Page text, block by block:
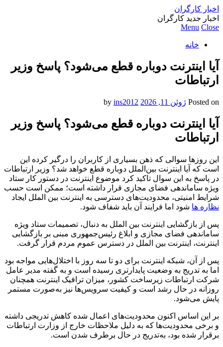
اخبار کارگران
اخبار جدید کارگران
Menu Close
خانه
آیا اینترنت دوباره قطع می‌شود؟ پاسخ وزیر
ارتباطات
Posted on ژوئن 11, 2026 ins2012
آیا اینترنت دوباره قطع می‌شود؟ پاسخ وزیر
ارتباطات
این روزها سوالی که ذهن بسیاری از کاربران را درگیر کرده این
است که آیا اینترنت بین‌الملل دوباره قطع خواهد شد؟ وزیر ارتباطات
در پاسخ به این سوال تاکید کرد موضوع اینترنت در دستور کار ستاد
ویژه ساماندهی فضای مجازی قرار داشته است؛ ممکن است حسب
شرایط امنیتی، محدودیت‌های دسترسی به اینترنت بین الملل ایجاد
نظاره ها شود اما فرایند آن باید شفاف شود.
پس از بازگشایی اینترنت بین الملل به دنبال، تصمیمات ستاد ویژه
ساماندهی فضای مجازی و ابلاغ رئیس‌جمهوری مبنی بر بازگشایی
اینترنت، اینترنت بین الملل در دسترس عموم مردم قرار گرفت.
پس از آن، شبکه اینترنت برای دو تا سه روز با اختلال‌هایی مواجه بود
اما به تدریج به وضعیت پایدارتری رسیده است و به گفته مدیر عامل
شرکت ارتباطات زیرساخت کشور، میزان ترافیک اینترنت همچنان
روزانه در حال رشد است و کیفیت سرویس‌ها نیز به‌صورت مستمر
پایش می‌شود.
بر این اساس اکنون محدودیت‌های اعمال‌ شده کاهش تدریجی داشته
و برخی محدودیت‌ها که به دلیل ملاحظات خارج از وزارت ارتباطات
برقرار شده بود، به‌تدریج در حال برطرف شدن است.